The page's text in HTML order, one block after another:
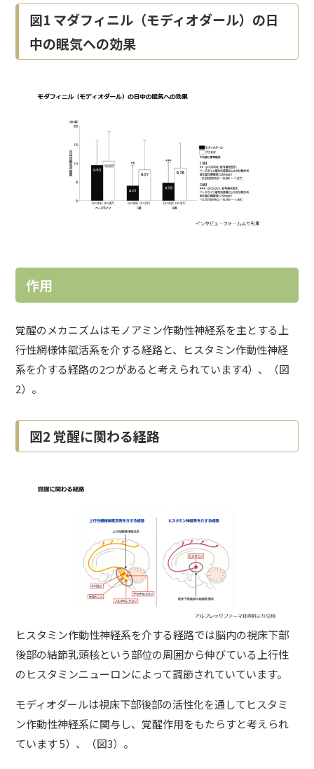
図1 マダフィニル（モディオダール）の日
中の眠気への効果
作用
覚醒のメカニズムはモノアミン作動性神経系を主とする上
行性網様体賦活系を介する経路と、ヒスタミン作動性神経
系を介する経路の2つがあると考えられています4）、（図
2）。
図2 覚醒に関わる経路
ヒスタミン作動性神経系を介する経路では脳内の視床下部
後部の結節乳頭核という部位の周囲から伸びている上行性
のヒスタミンニューロンによって調節されていています。
モディオダールは視床下部後部の活性化を通してヒスタミ
ン作動性神経系に関与し、覚醒作用をもたらすと考えられ
ています 5）、（図3）。